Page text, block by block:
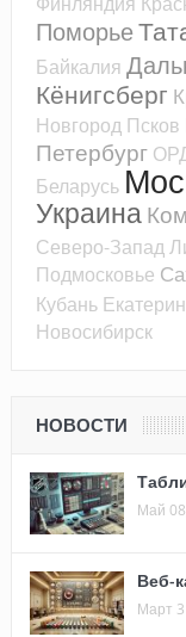
Поморье
Байкалия
Кёнигсберг
Новгород Псков
Петербург
Беларусь
Украина
Северо-Запад
Подмосковье
Кубань
Новосибирск
НОВОСТИ
Май
Веб-
Март